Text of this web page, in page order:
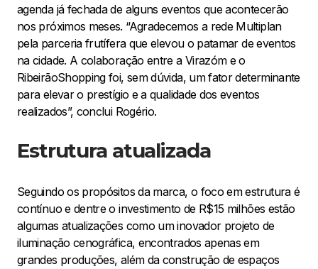
agenda já fechada de alguns eventos que acontecerão
nos próximos meses. “Agradecemos a rede Multiplan
pela parceria frutífera que elevou o patamar de eventos
na cidade. A colaboração entre a Virazóm e o
RibeirãoShopping foi, sem dúvida, um fator determinante
para elevar o prestígio e a qualidade dos eventos
realizados”, conclui Rogério.
Estrutura atualizada
Seguindo os propósitos da marca, o foco em estrutura é
contínuo e dentre o investimento de R$15 milhões estão
algumas atualizações como um inovador projeto de
iluminação cenográfica, encontrados apenas em
grandes produções, além da construção de espaços